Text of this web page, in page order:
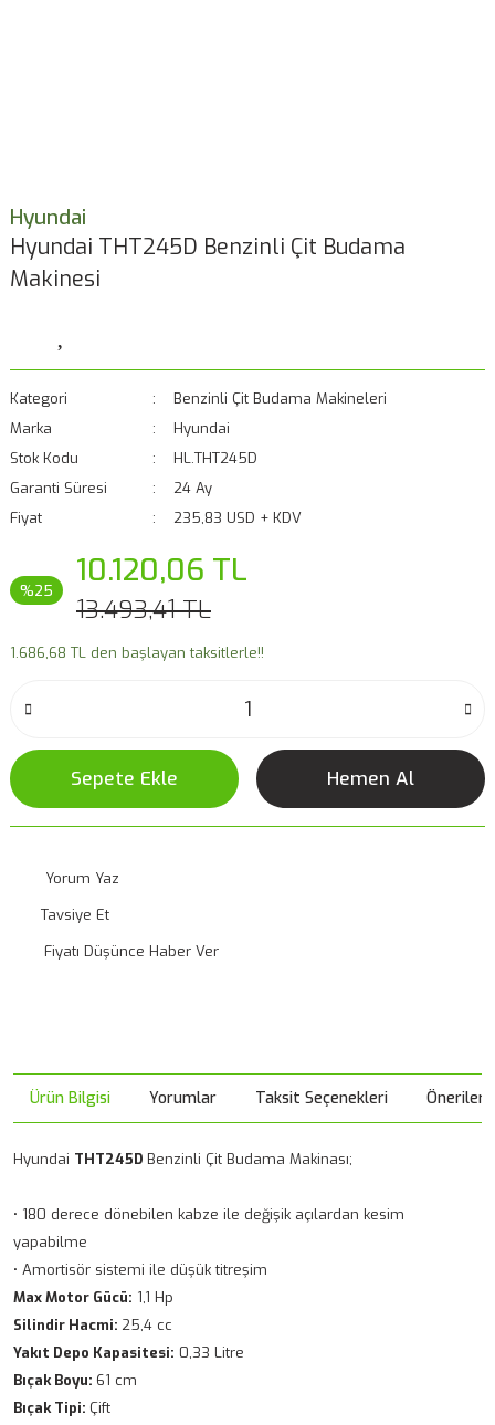
Hyundai
Hyundai THT245D Benzinli Çit Budama
Makinesi
Kategori
Benzinli Çit Budama Makineleri
Marka
Hyundai
Stok Kodu
HL.THT245D
Garanti Süresi
24 Ay
Fiyat
235,83 USD + KDV
%25 10.120,06 TL
13.493,41 TL
1.686,68 TL den başlayan taksitlerle!!
Sepete Ekle Hemen Al
Yorum Yaz
Tavsiye Et
Fiyatı Düşünce Haber Ver
Ürün Bilgisi Yorumlar Taksit Seçenekleri
Hyundai THT245D Benzinli Çit Budama Makinası;
• 180 derece dönebilen kabze ile değişik açılardan kesim
yapabilme
• Amortisör sistemi ile düşük titreşim
Max Motor Gücü: 1,1 Hp
Silindir Hacmi: 25,4 cc
Yakıt Depo Kapasitesi: 0,33 Litre
Bıçak Boyu: 61 cm
Bıçak Tipi: Çift